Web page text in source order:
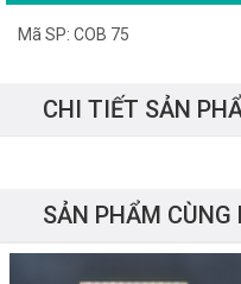
Mã SP: COB 75
CHI TIẾT SẢN
SẢN PHẨM CÙNG